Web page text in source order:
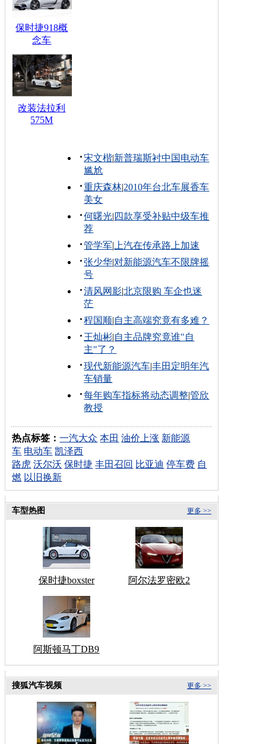
保时捷918概
念车
改装法拉利
575M
宋文楷|新普瑞斯衬中国电动车
尴尬
重庆森林|2010年台北车展香车
美女
何曙光| 四款享受补贴中级车推
荐
管学军| 上汽在传承路上加速
张少华|对新能源汽车不限牌摇
号
清风网影|北京限购 车企也迷
茫
程国顺|自主高端究竟有多难？
王灿彬|自主品牌究竟谁"自
主"了？
现代新能源汽车|丰田定明年汽
车销量
每年购车指标将动态调整|管欣
教授
热点标签：一汽大众 本田 油价上涨 新能源
车 电动车 凯泽西
路虎 沃尔沃 保时捷 丰田召回 比亚迪 停车费 自
燃 以旧换新
更多 >>
车型热图
保时捷boxster 阿尔法罗密欧2
阿斯顿马丁DB9
更多 >>
搜狐汽车视频